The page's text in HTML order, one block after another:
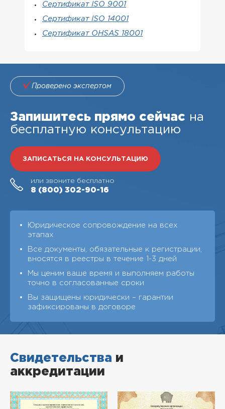
Сертификат ISO 9001
Сертификат ISO 14001
Сертификат OHSAS 18001
Проверено экспертом
Запишитесь прямо сейчас на
бесплатную консультацию
ЗАПИСАТЬСЯ НА КОНСУЛЬТАЦИЮ
или звоните бесплатно
8 (800) 302-90-16
Юридическое сопровождение на всех
этапах
Все документы, обязательные к регистрации,
вносятся в реестры в течение 1-3 дней
Мы ценим ваше время и выполняем работы
точно в согласованные сроки
Вы защищены юридически – гарантии
зафиксированы в договоре
Свидетельства и
аккредитации